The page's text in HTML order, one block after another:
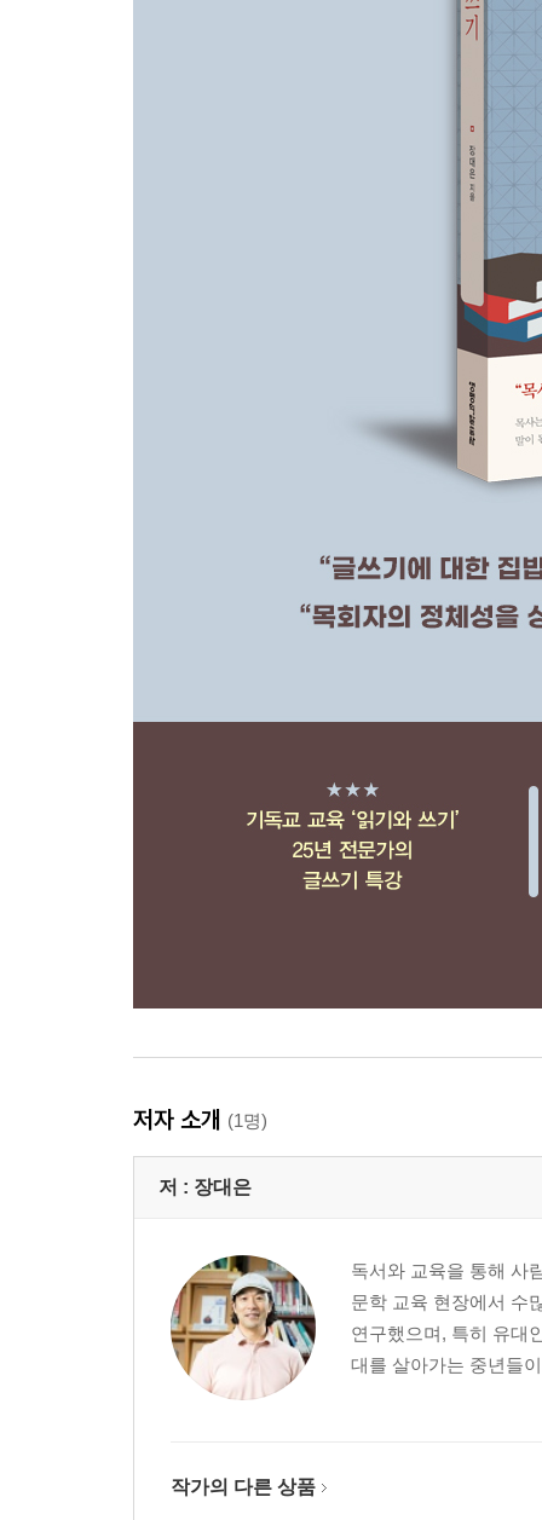
22. 깊이를 더하다: 글이 된 신앙 고백, 기도 글쓰기
23. 교회를 세우다: 이웃을 사랑하며 하나님 나라
저자 소개 (1명)
저 : 장대은
독서와 교육을 통해 사
문학 교육 현장에서 수
연구했으며, 특히 유대
대를 살아가는 중년들
작가의 다른 상품